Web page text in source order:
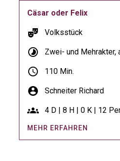
Cäsar oder Felix
theater_comedy Volksstück
timelapse Zwei- und Mehrakter,
schedule 110 Min.
account_circle Schneiter Richard
groups 4 D | 8 H | 0 K | 12
MEHR ERFAHREN